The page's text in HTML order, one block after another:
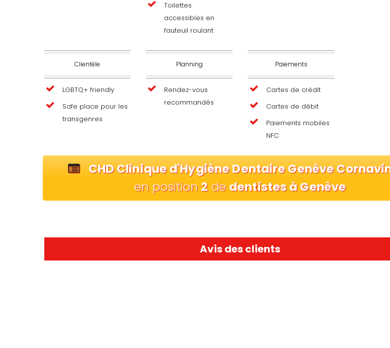
Toilettes
accessibles en
fauteuil roulant
Clientèle
LGBTQ+ friendly
Safe place pour les
transgenres
Planning
Rendez-vous
recommandés
Paiements
Cartes de crédit
Cartes de débit
Paiements mobiles
NFC
CHD Clinique d'Hygiène Dentaire Genève
en position 2dedentistes à Genève
Avis des clients